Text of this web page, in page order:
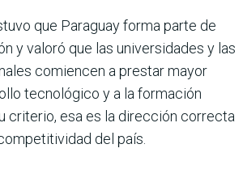
que Paraguay forma parte de
y valoró que las universidades y las
comiencen a prestar mayor
tecnológico y a la formación
criterio, esa es la dirección correcta
del país.